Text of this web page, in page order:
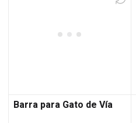
Barra para Gato de Vía